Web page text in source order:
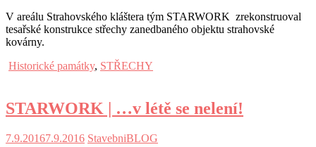
V areálu Strahovského kláštera tým STARWORK zrekonstruoval
tesařské konstrukce střechy zanedbaného objektu strahovské
kovárny.
Historické památky, STŘECHY
STARWORK | …v létě se nelení!
7.9.20167.9.2016 StavebniBLOG